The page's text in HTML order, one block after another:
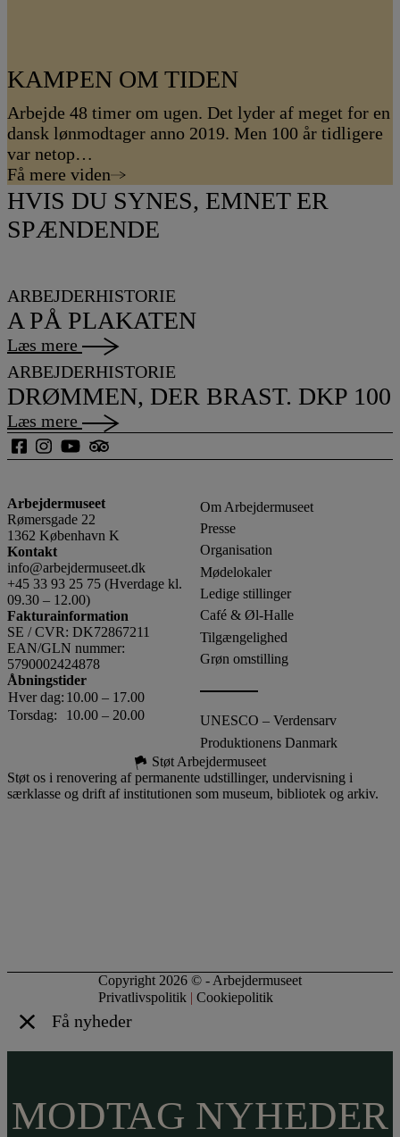
KAMPEN OM TIDEN
Arbejde 48 timer om ugen. Det lyder af meget for en
dansk lønmodtager anno 2019. Men 100 år tidligere
var netop…
Få mere viden
HVIS DU SYNES, EMNET ER
SPÆNDENDE
ARBEJDERHISTORIE
A PÅ PLAKATEN
Læs mere
ARBEJDERHISTORIE
DRØMMEN, DER BRAST. DKP 100
Læs mere
Arbejdermuseet
Rømersgade 22
1362 København K
Kontakt
info@arbejdermuseet.dk
+45 33 93 25 75 (Hverdage kl.
09.30 – 12.00)
Fakturainformation
SE / CVR: DK72867211
EAN/GLN nummer:
5790002424878
Åbningstider
Hver dag: 10.00 – 17.00
Torsdag:
10.00 – 20.00
Om Arbejdermuseet
Presse
Organisation
Mødelokaler
Ledige stillinger
Café & Øl-Halle
Tilgængelighed
Grøn omstilling
UNESCO – Verdensarv
Produktionens Danmark
Støt Arbejdermuseet
Støt os i renovering af permanente udstillinger, undervisning i
særklasse og drift af institutionen som museum, bibliotek og arkiv.
Copyright 2026 © - Arbejdermuseet
Privatlivspolitik | Cookiepolitik
Få nyheder
MODTAG NYHEDER